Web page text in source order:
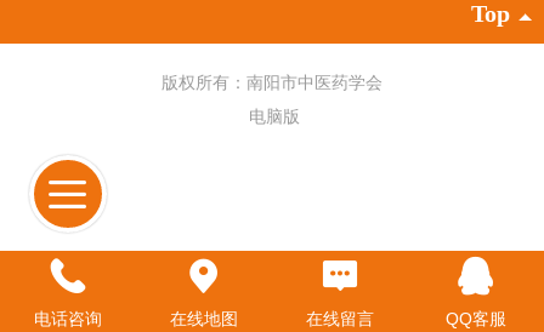
Top
版权所有：南阳市中医药学会
电脑版
电话咨询 在线地图 在线留言 QQ客服